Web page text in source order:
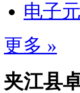
电子
更多 »
夹江县